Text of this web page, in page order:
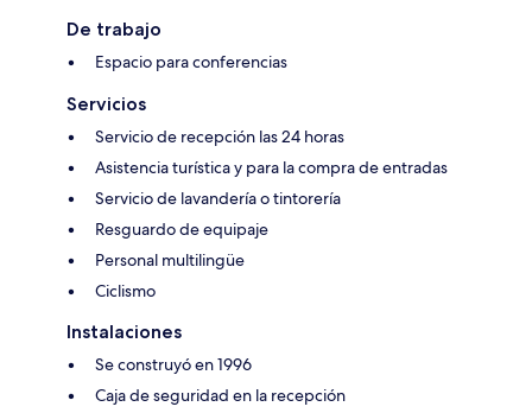
De trabajo
Espacio para conferencias
Servicios
Servicio de recepción las 24 horas
Asistencia turística y para la compra de entradas
Servicio de lavandería o tintorería
Resguardo de equipaje
Personal multilingüe
Ciclismo
Instalaciones
Se construyó en 1996
Caja de seguridad en la recepción